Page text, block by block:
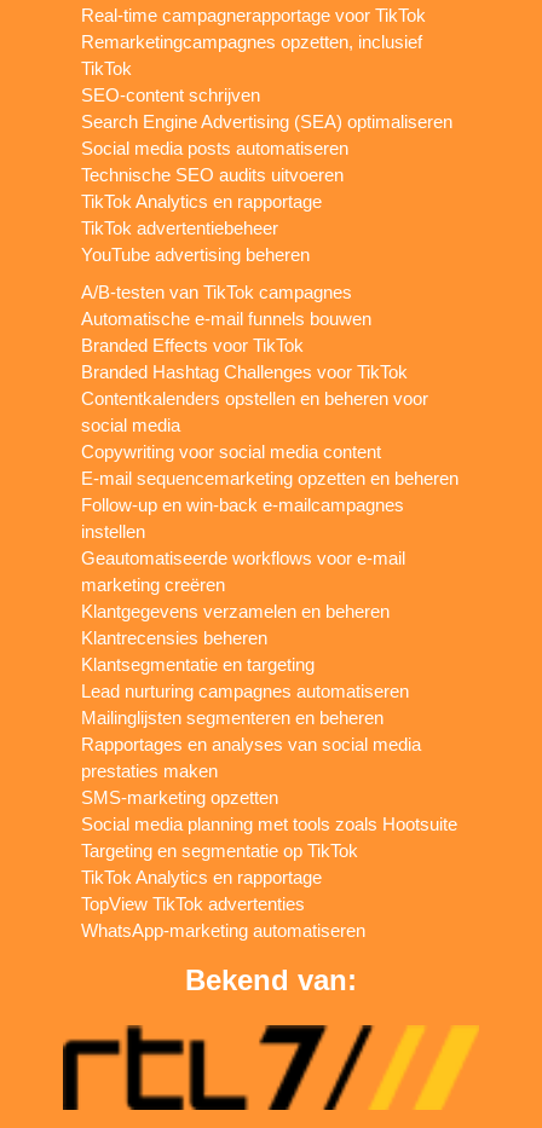
Real-time campagnerapportage voor TikTok
Remarketingcampagnes opzetten, inclusief
TikTok
SEO-content schrijven
Search Engine Advertising (SEA) optimaliseren
Social media posts automatiseren
Technische SEO audits uitvoeren
TikTok Analytics en rapportage
TikTok advertentiebeheer
YouTube advertising beheren
A/B-testen van TikTok campagnes
Automatische e-mail funnels bouwen
Branded Effects voor TikTok
Branded Hashtag Challenges voor TikTok
Contentkalenders opstellen en beheren voor
social media
Copywriting voor social media content
E-mail sequencemarketing opzetten en beheren
Follow-up en win-back e-mailcampagnes
instellen
Geautomatiseerde workflows voor e-mail
marketing creëren
Klantgegevens verzamelen en beheren
Klantrecensies beheren
Klantsegmentatie en targeting
Lead nurturing campagnes automatiseren
Mailinglijsten segmenteren en beheren
Rapportages en analyses van social media
prestaties maken
SMS-marketing opzetten
Social media planning met tools zoals Hootsuite
Targeting en segmentatie op TikTok
TikTok Analytics en rapportage
TopView TikTok advertenties
WhatsApp-marketing automatiseren
Bekend van: